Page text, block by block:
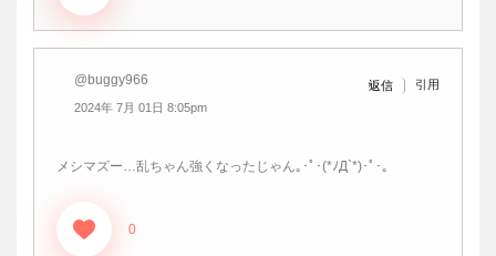
@buggy966
2024年 7月 01日 8:05pm
返信 引用
メシマズー…乱ちゃん強くなったじゃん｡･ﾟ･(*ﾉД`*)･ﾟ･。
0